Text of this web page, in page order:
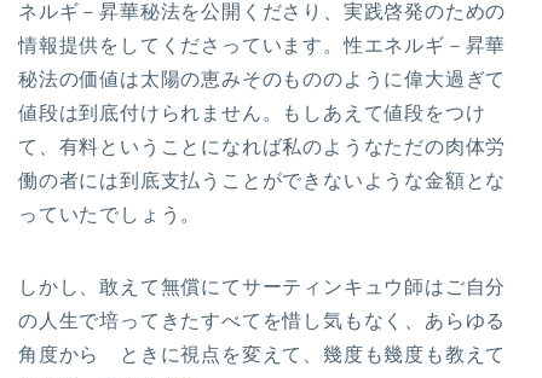
ネルギ－昇華秘法を公開くださり、実践啓発のための
情報提供をしてくださっています。性エネルギ－昇華
秘法の価値は太陽の恵みそのもののように偉大過ぎて
値段は到底付けられません。もしあえて値段をつけ
て、有料ということになれば私のようなただの肉体労
働の者には到底支払うことができないような金額とな
っていたでしょう。
しかし、敢えて無償にてサーティンキュウ師はご自分
の人生で培ってきたすべてを惜し気もなく、あらゆる
角度から ときに視点を変えて、幾度も幾度も教えて